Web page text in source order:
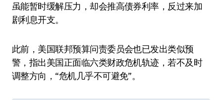
虽能暂时缓解压力，却会推高债券利率，反过来加
剧利息开支。
此前，美国联邦预算问责委员会也已发出类似预
警，指出美国正面临六类财政危机轨迹，若不及时
调整方向，“危机几乎不可避免”。